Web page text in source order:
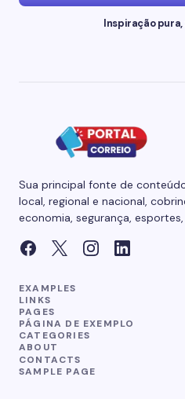
Inspiração pura,
Sua principal fonte de
local, regional e nacional,
economia, segurança,
EXAMPLES
LINKS
PAGES
PÁGINA DE EXEMPLO
CATEGORIES
ABOUT
CONTACTS
SAMPLE PAGE